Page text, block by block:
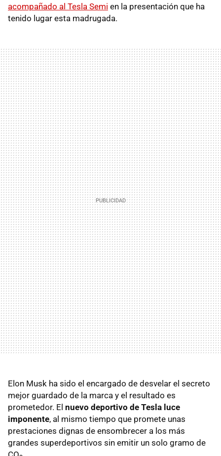
acompañado al Tesla Semi en la presentación que ha
tenido lugar esta madrugada.
Elon Musk ha sido el encargado de desvelar el secreto
mejor guardado de la marca y el resultado es
prometedor. El nuevo deportivo de Tesla luce
imponente, al mismo tiempo que promete unas
prestaciones dignas de ensombrecer a los más
grandes superdeportivos sin emitir un solo gramo de